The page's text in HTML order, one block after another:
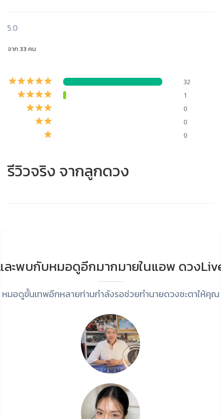
5.0
จาก 33 คน
32
1
0
0
0
รีวิวจริง จากลูกดวง
ละพบกับหมอดูอีกมากมายในแอพ ดวง
หมอดูขั้นเทพอีกหลายท่านกำลังรอช่วยทำนายดวงชะตาให้คุณ